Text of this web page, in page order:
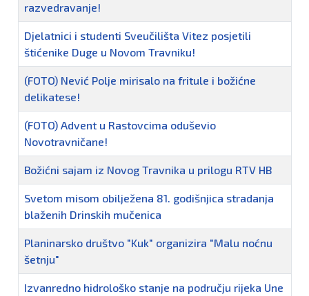
razvedravanje!
Djelatnici i studenti Sveučilišta Vitez posjetili
štićenike Duge u Novom Travniku!
(FOTO) Nević Polje mirisalo na fritule i božićne
delikatese!
(FOTO) Advent u Rastovcima oduševio
Novotravničane!
Božićni sajam iz Novog Travnika u prilogu RTV HB
Svetom misom obilježena 81. godišnjica stradanja
blaženih Drinskih mučenica
Planinarsko društvo "Kuk" organizira "Malu noćnu
šetnju"
Izvanredno hidrološko stanje na području rijeka Une